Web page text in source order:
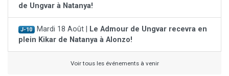
de Ungvar à Natanya!
J-10 Mardi 18 Août |
Le Admour de Ungvar recevra en
plein Kikar de Natanya à Alonzo!
Voir tous les événements à venir